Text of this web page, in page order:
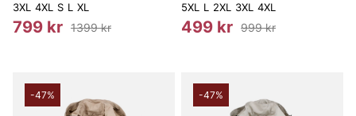
3XL 4XL S L XL
799 kr 1399 kr
5XL L 2XL 3XL 4XL
499 kr 999 kr
-47% -47%